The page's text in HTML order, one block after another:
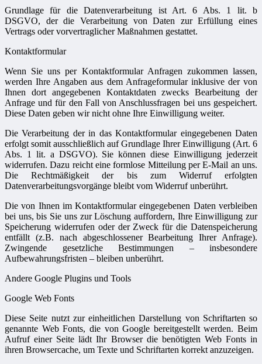
Grundlage für die Datenverarbeitung ist Art. 6 Abs. 1 lit. b
DSGVO, der die Verarbeitung von Daten zur Erfüllung eines
Vertrags oder vorvertraglicher Maßnahmen gestattet.
Kontaktformular
Wenn Sie uns per Kontaktformular Anfragen zukommen lassen,
werden Ihre Angaben aus dem Anfrageformular inklusive der von
Ihnen dort angegebenen Kontaktdaten zwecks Bearbeitung der
Anfrage und für den Fall von Anschlussfragen bei uns gespeichert.
Diese Daten geben wir nicht ohne Ihre Einwilligung weiter.
Die Verarbeitung der in das Kontaktformular eingegebenen Daten
erfolgt somit ausschließlich auf Grundlage Ihrer Einwilligung (Art. 6
Abs. 1 lit. a DSGVO). Sie können diese Einwilligung jederzeit
widerrufen. Dazu reicht eine formlose Mitteilung per E-Mail an uns.
Die Rechtmäßigkeit der bis zum Widerruf erfolgten
Datenverarbeitungsvorgänge bleibt vom Widerruf unberührt.
Die von Ihnen im Kontaktformular eingegebenen Daten verbleiben
bei uns, bis Sie uns zur Löschung auffordern, Ihre Einwilligung zur
Speicherung widerrufen oder der Zweck für die Datenspeicherung
entfällt (z.B. nach abgeschlossener Bearbeitung Ihrer Anfrage).
Zwingende gesetzliche Bestimmungen – insbesondere
Aufbewahrungsfristen – bleiben unberührt.
Andere Google Plugins und Tools
Google Web Fonts
Diese Seite nutzt zur einheitlichen Darstellung von Schriftarten so
genannte Web Fonts, die von Google bereitgestellt werden. Beim
Aufruf einer Seite lädt Ihr Browser die benötigten Web Fonts in
ihren Browsercache, um Texte und Schriftarten korrekt anzuzeigen.